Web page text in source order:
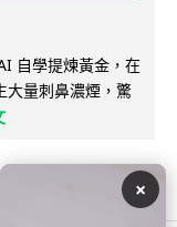
自學提煉黃金，在
大量刺鼻濃煙，驚
×